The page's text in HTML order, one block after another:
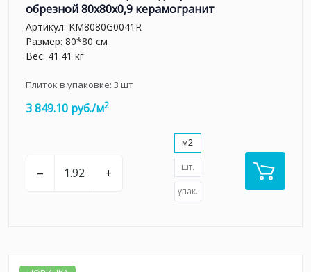
обрезной 80x80x0,9 керамогранит
Артикул: KM8080G0041R
Размер: 80*80 см
Вес: 41.41 кг
Плиток в упаковке: 3 шт
3 849.10 руб./м2
– +
м2
шт.
упак.